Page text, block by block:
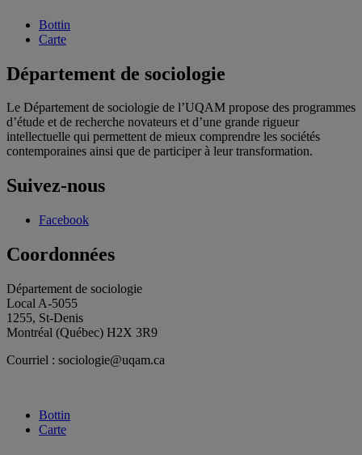
Bottin
Carte
Département de sociologie
Le Département de sociologie de l’UQAM propose des programmes
d’étude et de recherche novateurs et d’une grande rigueur
intellectuelle qui permettent de mieux comprendre les sociétés
contemporaines ainsi que de participer à leur transformation.
Suivez-nous
Facebook
Coordonnées
Département de sociologie
Local A-5055
1255, St-Denis
Montréal (Québec) H2X 3R9
Courriel : sociologie@uqam.ca
Bottin
Carte